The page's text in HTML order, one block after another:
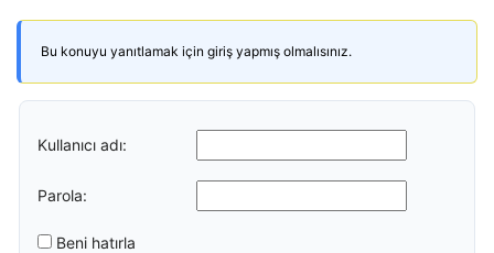
Bu konuyu yanıtlamak için giriş yapmış olmalısınız.
Kullanıcı adı:
Parola:
Beni hatırla